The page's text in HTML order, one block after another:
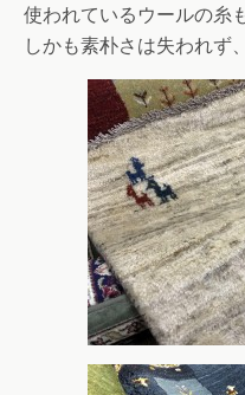
使われているウールの糸
しかも素朴さは失われず